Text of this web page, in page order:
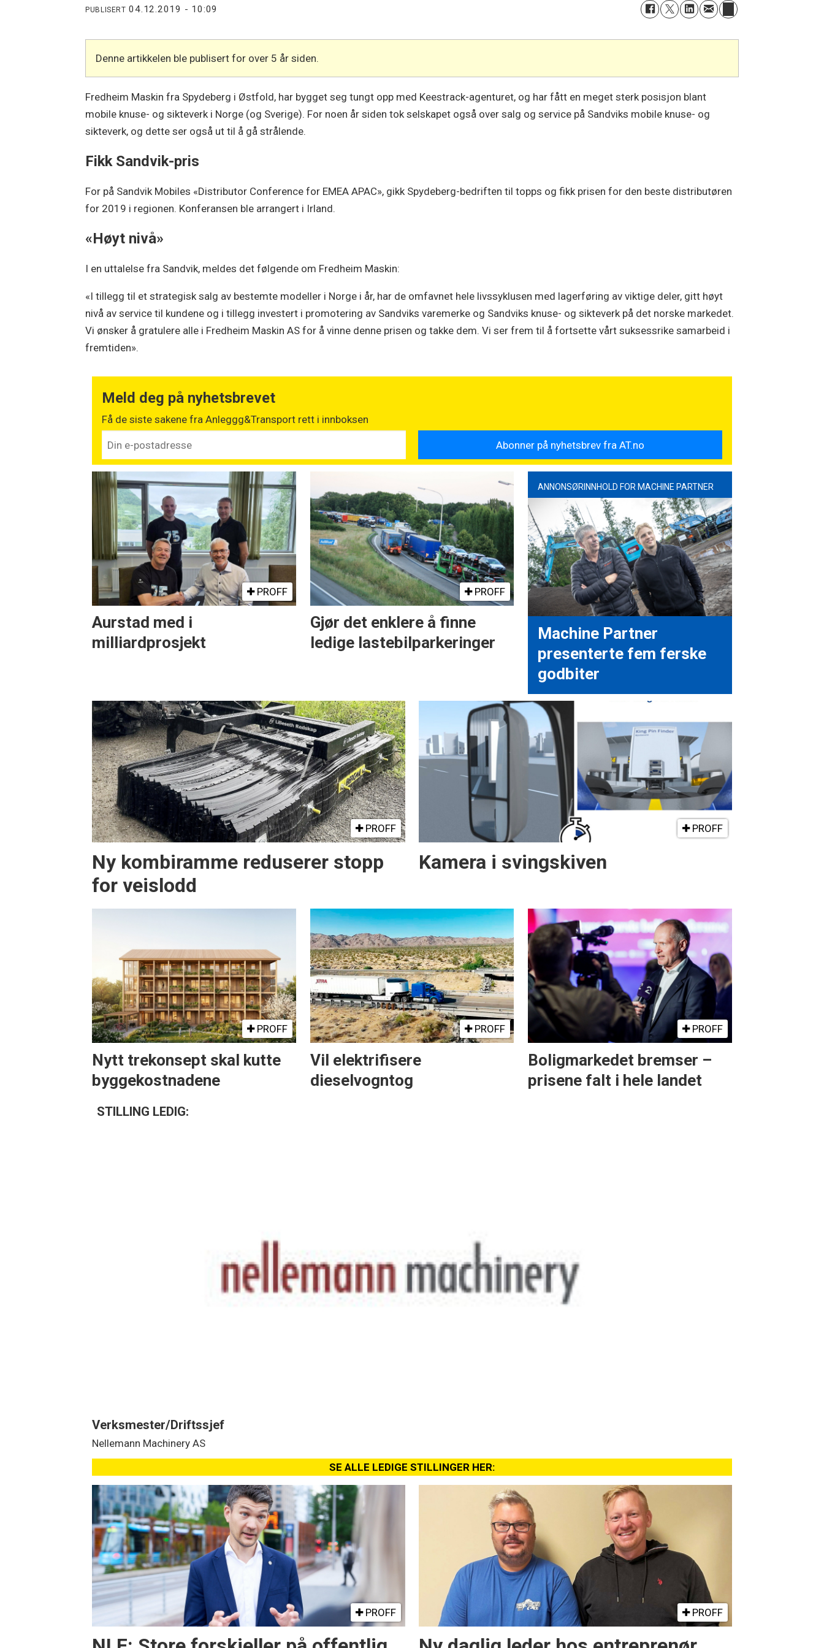
PUBLISERT 04.12.2019 - 10:09
Denne artikkelen ble publisert for over 5 år siden.
Fredheim Maskin fra Spydeberg i Østfold, har bygget seg tungt opp med Keestrack-agenturet, og har fått en meget sterk posisjon blant
mobile knuse- og sikteverk i Norge (og Sverige). For noen år siden tok selskapet også over salg og service på Sandviks mobile knuse- og
sikteverk, og dette ser også ut til å gå strålende.
Fikk Sandvik-pris
For på Sandvik Mobiles «Distributor Conference for EMEA APAC», gikk Spydeberg-bedriften til topps og fikk prisen for den beste distributøren
for 2019 i regionen. Konferansen ble arrangert i Irland.
«Høyt nivå»
I en uttalelse fra Sandvik, meldes det følgende om Fredheim Maskin:
«I tillegg til et strategisk salg av bestemte modeller i Norge i år, har de omfavnet hele livssyklusen med lagerføring av viktige deler, gitt høyt
nivå av service til kundene og i tillegg investert i promotering av Sandviks varemerke og Sandviks knuse- og sikteverk på det norske markedet.
Vi ønsker å gratulere alle i Fredheim Maskin AS for å vinne denne prisen og takke dem. Vi ser frem til å fortsette vårt suksessrike samarbeid i
fremtiden».
Meld deg på nyhetsbrevet
Få de siste sakene fra Anleggg&Transport rett i innboksen
PROFF
Aurstad med i
milliardprosjekt
PROFF
Gjør det enklere å finne
ledige lastebilparkeringer
ANNONSØRINNHOLD FOR MACHINE PARTNER
Machine Partner
presenterte fem ferske
godbiter
PROFF
Ny kombiramme reduserer stopp
for veislodd
PROFF
Kamera i svingskiven
PROFF
Nytt trekonsept skal kutte
byggekostnadene
PROFF
Vil elektrifisere
dieselvogntog
PROFF
Boligmarkedet bremser –
prisene falt i hele landet
STILLING LEDIG:
Verksmester/Driftssjef
Nellemann Machinery AS
SE ALLE LEDIGE STILLINGER HER:
PROFF PROFF